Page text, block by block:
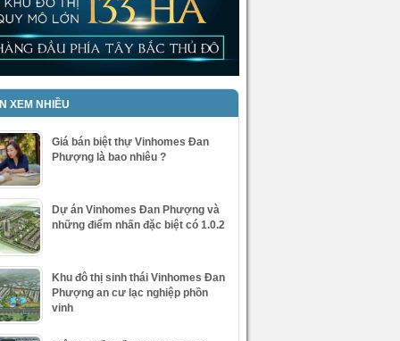
XEM NHIỀU
Giá bán biệt thự Vinhomes Đan
Phượng là bao nhiêu ?
Dự án Vinhomes Đan Phượng và
những điểm nhấn đặc biệt có 1.0.2
Khu đô thị sinh thái Vinhomes Đan
Phượng an cư lạc nghiệp phồn
vinh